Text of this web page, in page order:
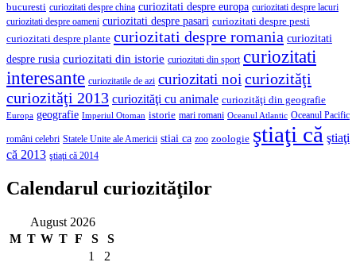
bucuresti curiozitati despre china curiozitati despre europa curiozitati despre lacuri
curiozitati despre oameni curiozitati despre pasari curiozitati despre pesti
curiozitati despre plante curiozitati despre romania curiozitati
despre rusia curiozitati din istorie curiozitati din sport curiozitati
interesante curiozitatile de azi curiozitati noicuriozităţi
curiozităţi 2013 curiozităţi cu animale curiozităţi din geografie
Europa geografie Imperiul Otoman istorie mari romani Oceanul Atlantic Oceanul Pacific
români celebri Statele Unite ale Americii stiai ca zoo zoologie ştiaţi că ştiaţi
că 2013 ştiaţi că 2014
Calendarul curiozităţilor
August 2026
M T W T F S
S
1
2